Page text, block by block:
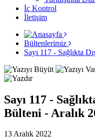
İç Kontrol
İletişim
Bültenlerimiz
Sayı 117 - Sağlıkta
Sayı 117 -
Bülteni - Aralık
13 Aralık 2022